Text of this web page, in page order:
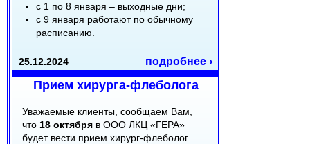
с 1 по 8 января – выходные дни;
с 9 января работают по обычному
расписанию.
25.12.2024 подробнее ›
Прием хирурга-флеболога
Уважаемые клиенты, сообщаем Вам,
что 18 октября в ООО ЛКЦ «ГЕРА»
будет вести прием хирург-флеболог